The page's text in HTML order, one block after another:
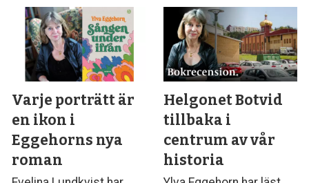
Varje porträtt är
en ikon i
Eggehorns nya
roman
Helgonet Botvid
tillbaka i
centrum av vår
historia